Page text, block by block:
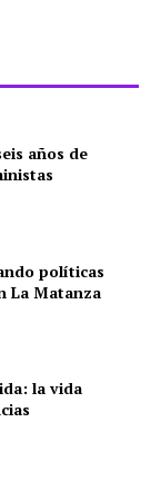
años de
políticas
La Matanza
la vida